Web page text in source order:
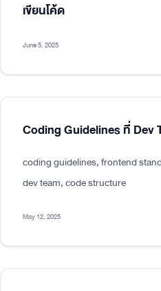
เขียนโค้ด
June 5, 2025
Coding Guidelines ที่
coding guidelines, frontend
dev team, code structure
May 12, 2025